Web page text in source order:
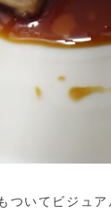
いてビジュア